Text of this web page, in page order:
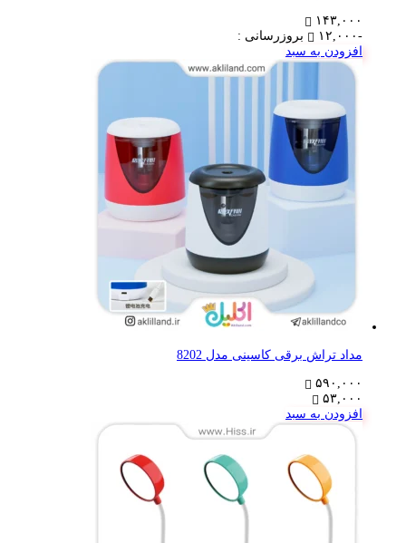
۱۴۳,۰۰۰
-۱۲,۰۰۰
بروزرسانی :
افزودن به سبد
مداد تراش برقی کاسینی مدل 8202
۵۹۰,۰۰۰
۵۳,۰۰۰
افزودن به سبد